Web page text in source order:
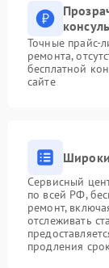
Точные прайс-
ремонта,
бесплатной
сайте
Сервисный
по всей РФ,
ремонт,
отслеживать
продления